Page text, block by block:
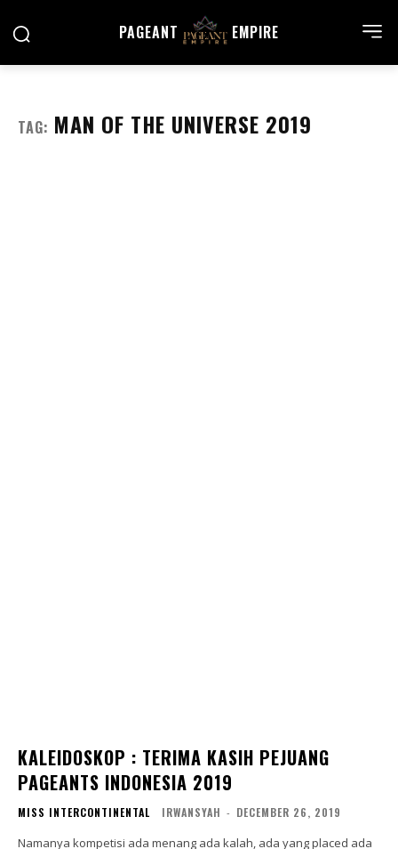
PAGEANT EMPIRE
TAG: MAN OF THE UNIVERSE 2019
KALEIDOSKOP : TERIMA KASIH PEJUANG
PAGEANTS INDONESIA 2019
MISS INTERCONTINENTAL IRWANSYAH - DECEMBER 26, 2019
Namanya kompetisi ada menang ada kalah, ada yang placed ada